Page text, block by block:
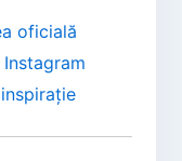
oficială